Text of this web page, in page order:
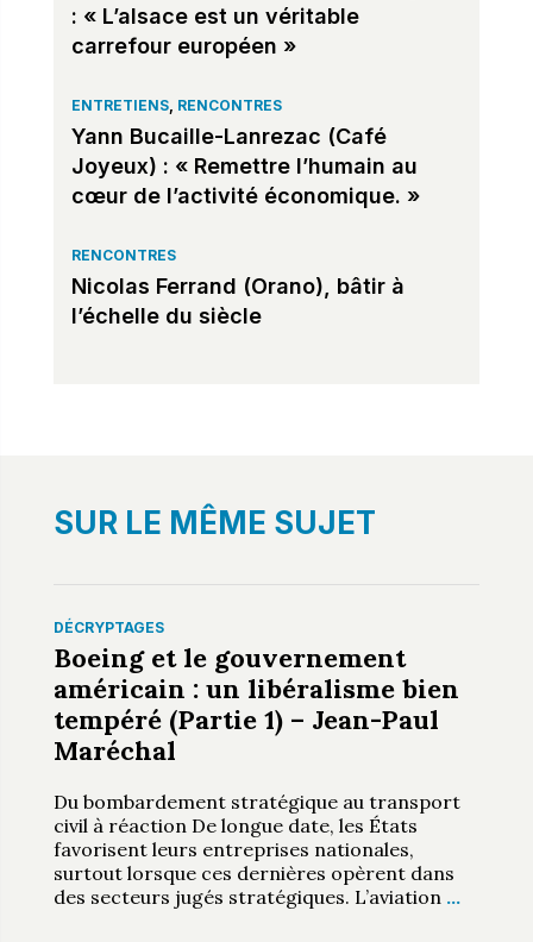
: « L’alsace est un véritable
carrefour européen »
ENTRETIENS, RENCONTRES
Yann Bucaille-Lanrezac (Café
Joyeux) : « Remettre l’humain au
cœur de l’activité économique. »
RENCONTRES
Nicolas Ferrand (Orano), bâtir à
l’échelle du siècle
SUR LE MÊME SUJET
DÉCRYPTAGES
Boeing et le gouvernement
américain : un libéralisme bien
tempéré (Partie 1) – Jean-Paul
Maréchal
Du bombardement stratégique au transport
civil à réaction De longue date, les États
favorisent leurs entreprises nationales,
surtout lorsque ces dernières opèrent dans
des secteurs jugés stratégiques. L’aviation …